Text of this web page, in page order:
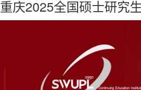
重庆2025全国硕士研究